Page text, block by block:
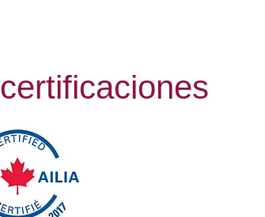
certificaciones